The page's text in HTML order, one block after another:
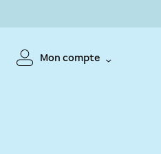
Mon compte